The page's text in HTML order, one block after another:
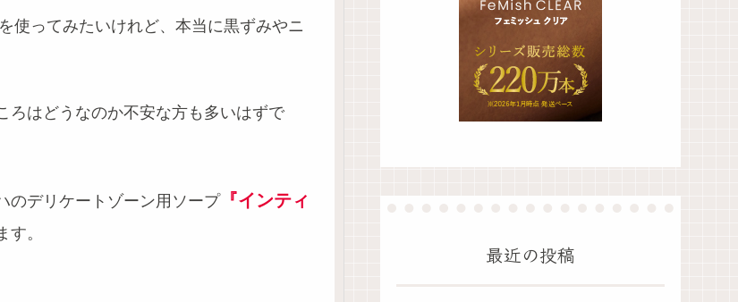
使ってみたいけれど、本当に黒ずみやニ
ろはどうなのか不安な方も多いはずで
のデリケートゾーン用ソープ『インティ
。
最近の投稿